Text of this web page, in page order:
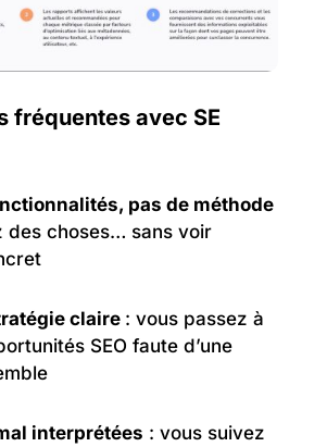
fréquentes avec SE
pas de méthode
des choses… sans voir
claire : vous passez à
SEO faute d’une
interprétées : vous suivez